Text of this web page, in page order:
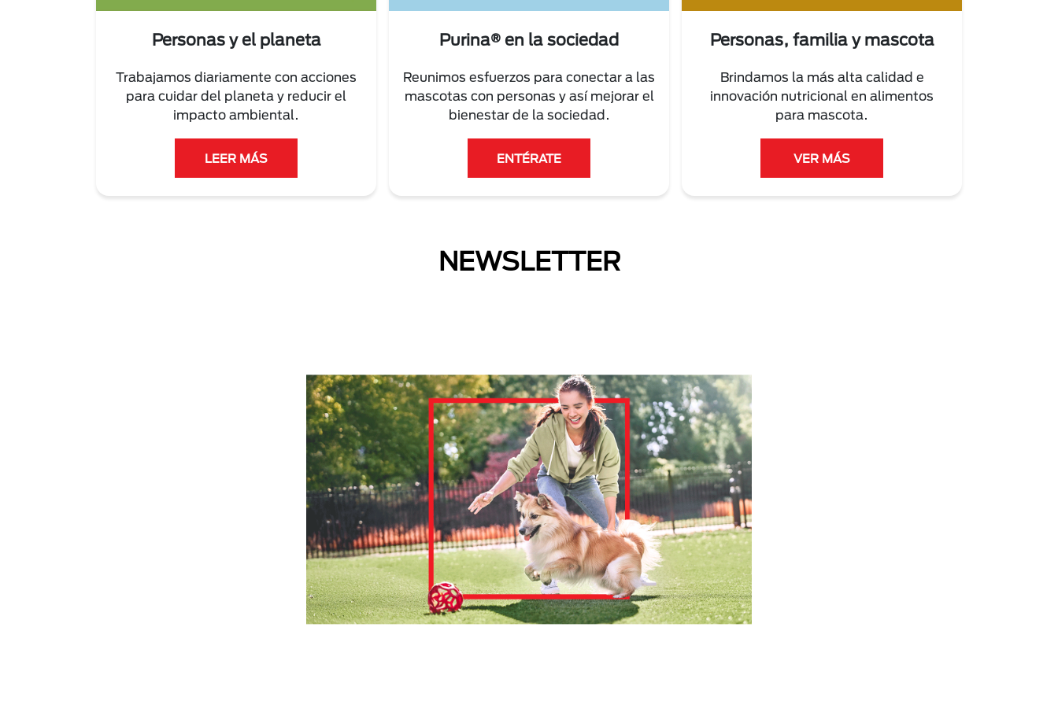
Personas y el planeta
Trabajamos diariamente con acciones
para cuidar del planeta y reducir el
impacto ambiental.
LEER MÁS
Purina® en la sociedad
Reunimos esfuerzos para conectar a las
mascotas con personas y así mejorar el
bienestar de la sociedad.
ENTÉRATE
Personas, familia y mascota
Brindamos la más alta calidad e
innovación nutricional en alimentos
para mascota.
VER MÁS
NEWSLETTER